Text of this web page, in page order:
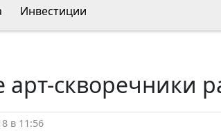
Инвестиции
арт-скворечники
в 11:56